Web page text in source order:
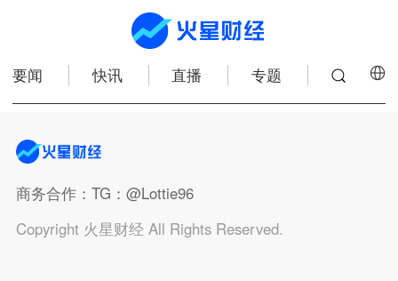
要闻 快讯 直播 专题
商务合作：TG：@Lottie96
Copyright 火星财经 All Rights Reserved.